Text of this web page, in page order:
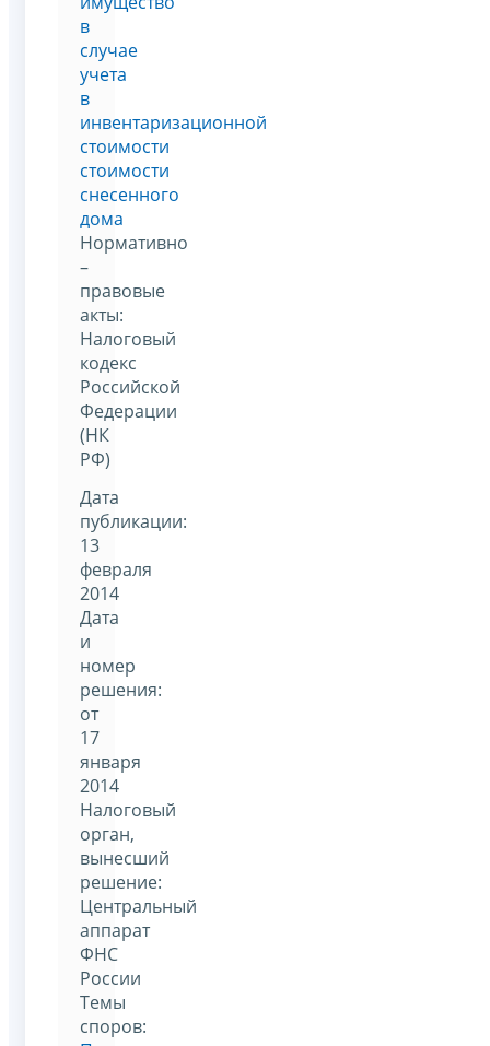
в
случае
учета
в
инвентаризационной
стоимости
стоимости
снесенного
дома
Нормативно
–
правовые
акты:
Налоговый
кодекс
Российской
Федерации
(НК
РФ)
Дата
публикации:
13
февраля
2014
Дата
и
номер
решения:
от
17
января
2014
Налоговый
орган,
вынесший
решение:
Центральный
аппарат
ФНС
России
Темы
споров: